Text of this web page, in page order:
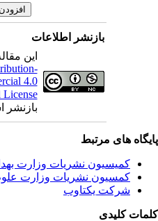
بازنشر اطلاعات
این
4.0
License
بازنشر
های مرتبط
کمیسیون نشریات وزارت
کمسیون نشریات وزارت علوم
شرکت یکتاوب
کلیدی